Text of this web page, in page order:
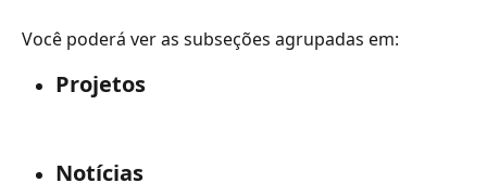
Você poderá ver as subseções agrupadas em:
Projetos
Notícias